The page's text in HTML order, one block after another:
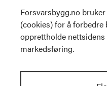
Forsvarsbygg.no
(cookies) for å forbedre
opprettholde
markedsføring.
Skilt og visuell profil
Fakturainformasjon
Personvernerklæring